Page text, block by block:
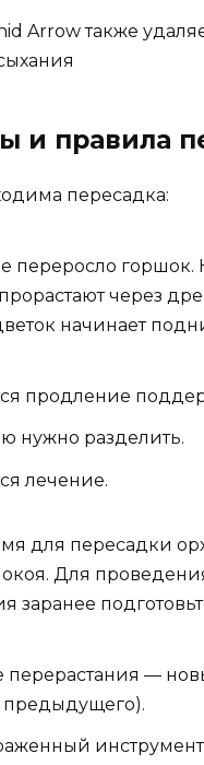
Arrow также
и правила
пересадка:
переросло горшок.
через
начинает
продление
нужно разделить.
лечение.
для пересадки
Для
заранее
перерастания —